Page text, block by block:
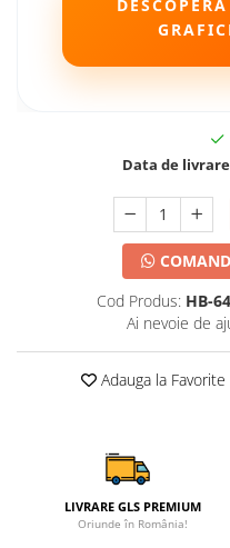
Data de
Cod Produs: HB-
Ai nevoie de
Adauga la Favorite
LIVRARE GLS PREMIUM
Oriunde în România!